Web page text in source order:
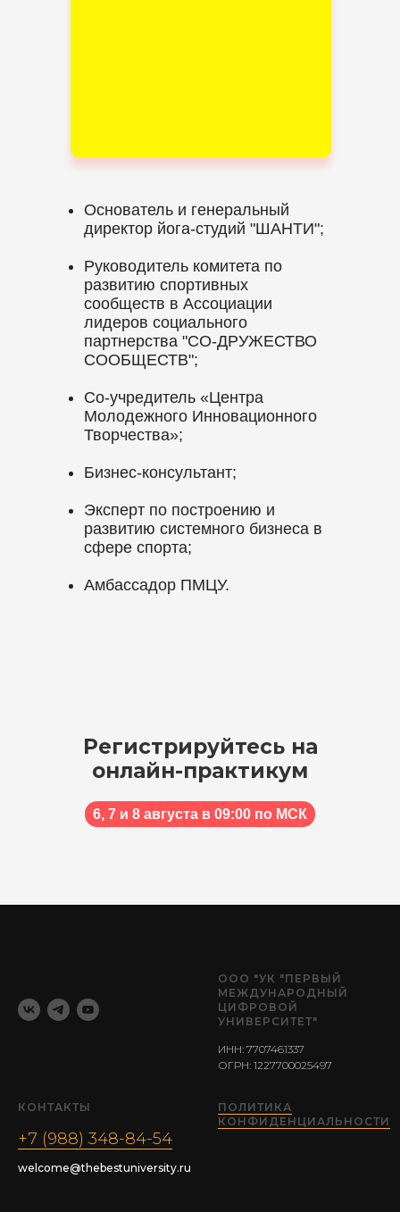
Основатель и генеральный
директор йога-студий "ШАНТИ";
Руководитель комитета по
развитию спортивных
сообществ в Ассоциации
лидеров социального
партнерства "СО-ДРУЖЕСТВО
СООБЩЕСТВ";
Со-учредитель «Центра
Молодежного Инновационного
Творчества»;
Бизнес-консультант;
Эксперт по построению и
развитию системного бизнеса в
сфере спорта;
Амбассадор ПМЦУ.
Регистрируйтесь на
онлайн-практикум
6, 7 и 8 августа в 09:00 по МСК
ООО "УК "ПЕРВЫЙ
МЕЖДУНАРОДНЫЙ
ЦИФРОВОЙ
УНИВЕРСИТЕТ"
ИНН: 7707461337
ОГРН: 1227700025497
КОНТАКТЫ
+7 (988) 348-84-54
welcome@thebestuniversity.ru
ПОЛИТИКА
КОНФИДЕНЦИАЛЬНОСТИ